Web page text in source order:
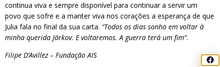
continua viva e sempre disponível para continuar a servir um
povo que sofre e a manter viva nos corações a esperança de que
Julia fala no final da sua carta. “Todos os dias sonho em voltar à
minha querida Járkov. E voltaremos. A guerra terá um fim”.
Filipe D’Avillez – Fundação AIS